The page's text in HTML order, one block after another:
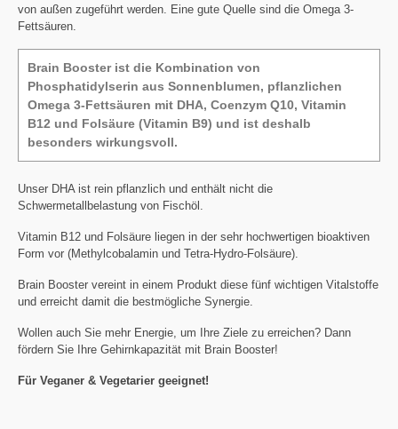
von außen zugeführt werden. Eine gute Quelle sind die Omega 3-
Fettsäuren.
Brain Booster ist die Kombination von
Phosphatidylserin aus Sonnenblumen, pflanzlichen
Omega 3-Fettsäuren mit DHA, Coenzym Q10, Vitamin
B12 und Folsäure (Vitamin B9) und ist deshalb
besonders wirkungsvoll.
Unser DHA ist rein pflanzlich und enthält nicht die
Schwermetallbelastung von Fischöl.
Vitamin B12 und Folsäure liegen in der sehr hochwertigen bioaktiven
Form vor (Methylcobalamin und Tetra-Hydro-Folsäure).
Brain Booster vereint in einem Produkt diese fünf wichtigen Vitalstoffe
und erreicht damit die bestmögliche Synergie.
Wollen auch Sie mehr Energie, um Ihre Ziele zu erreichen? Dann
fördern Sie Ihre Gehirnkapazität mit Brain Booster!
Für Veganer & Vegetarier geeignet!